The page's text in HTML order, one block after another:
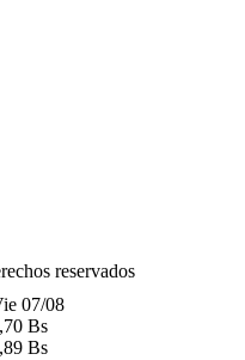
reservados
07/08
Bs
Bs